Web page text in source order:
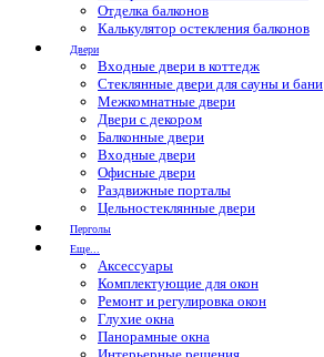
Отделка балконов
Калькулятор остекления балконов
Двери
Входные двери в коттедж
Стеклянные двери для сауны и бани
Межкомнатные двери
Двери с декором
Балконные двери
Входные двери
Офисные двери
Раздвижные порталы
Цельностеклянные двери
Перголы
Еще...
Аксессуары
Комплектующие для окон
Ремонт и регулировка окон
Глухие окна
Панорамные окна